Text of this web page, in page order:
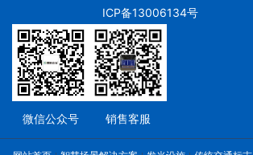
ICP备13006134号
微信公众号 销售客服